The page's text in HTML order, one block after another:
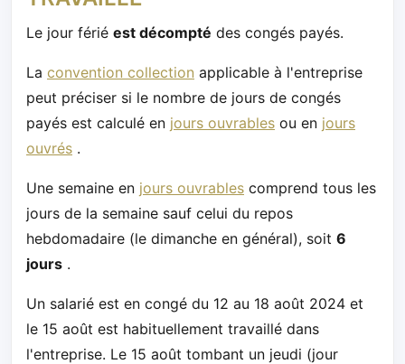
Le jour férié est décompté des congés payés.
La convention collection applicable à l'entreprise
peut préciser si le nombre de jours de congés
payés est calculé en jours ouvrables ou en jours
ouvrés .
Une semaine en jours ouvrables comprend tous les
jours de la semaine sauf celui du repos
hebdomadaire (le dimanche en général), soit 6
jours .
Un salarié est en congé du 12 au 18 août 2024 et
le 15 août est habituellement travaillé dans
l'entreprise. Le 15 août tombant un jeudi (jour